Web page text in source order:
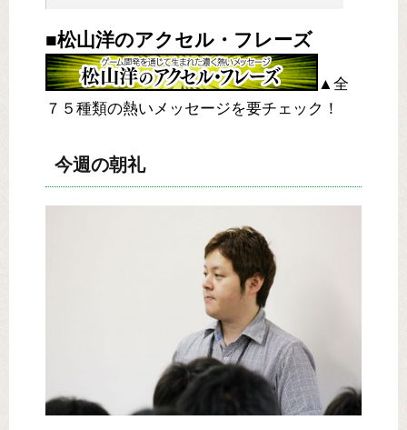
■松山洋のアクセル・フレーズ
▲全
７５種類の熱いメッセージを要チェック！
今週の朝礼